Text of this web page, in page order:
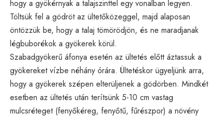
hogy a gyökérnyak a talajszinttel egy vonalban legyen.
Töltsük fel a gödröt az ültetőközeggel, majd alaposan
öntözzük be, hogy a talaj tömörödjön, és ne maradjanak
légbuborékok a gyökerek körül.
Szabadgyökerű áfonya esetén az ültetés előtt áztassuk a
gyökereket vízbe néhány órára. Ültetéskor ügyeljünk arra,
hogy a gyökerek szépen elterüljenek a gödörben. Mindkét
esetben az ültetés után terítsünk 5-10 cm vastag
mulcsréteget (fenyőkéreg, fenyőtű, fűrészpor) a növény